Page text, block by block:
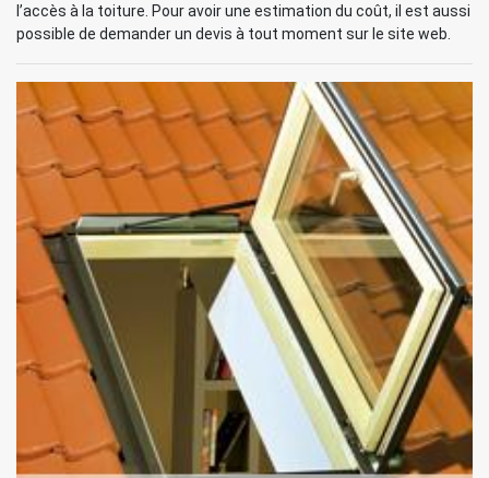
l’accès à la toiture. Pour avoir une estimation du coût, il est aussi
possible de demander un devis à tout moment sur le site web.